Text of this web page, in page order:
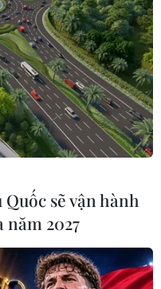
sẽ vận hành
năm 2027